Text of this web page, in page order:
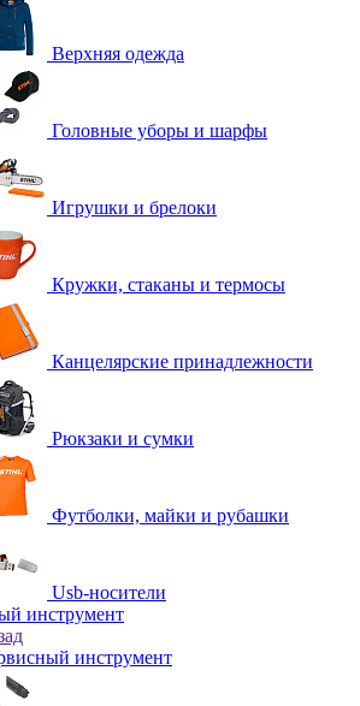
Верхняя одежда
Головные уборы и шарфы
Игрушки и брелоки
Кружки, стаканы и термосы
Канцелярские принадлежности
Рюкзаки и сумки
Футболки, майки и рубашки
Usb-носители
инструмент
инструмент